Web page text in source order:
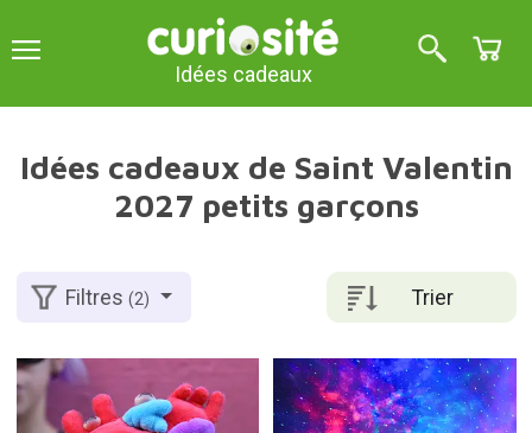
Idées cadeaux
Idées cadeaux de Saint Valentin
2027 petits garçons
Trier
Filtres(2)